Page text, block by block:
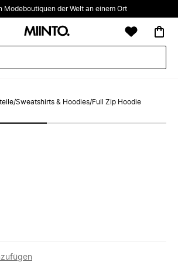
Modeboutiquen der Welt an einem Ort
/Sweatshirts & Hoodies/Full Zip Hoodie